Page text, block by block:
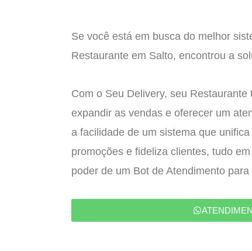
Se você está em busca do melhor
Restaurante em Salto, encontrou a
Com o Seu Delivery, seu
expandir as vendas e oferecer um
a facilidade de um sistema que
promoções e fideliza clientes, tudo
poder de um Bot de Atendimento